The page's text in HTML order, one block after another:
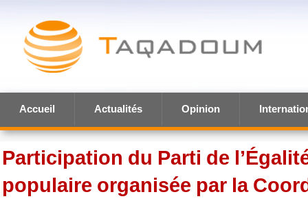
Accueil Actualités Opinion
Participation du Parti de
populaire organisée par la